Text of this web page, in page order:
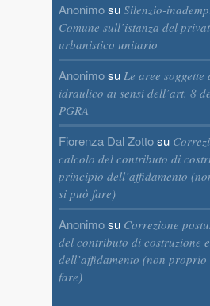
Anonimosu Silenzio-
Comune sull’istanza del
urbanistico unitario
Anonimosu Le aree soggette
idraulico ai sensi dell’art. 8
PGRA
Fiorenza Dal Zottosu
calcolo del contributo di
principio dell’affidamento
si può fare)
Anonimosu Correzione
del contributo di costruzione
dell’affidamento (non proprio
fare)